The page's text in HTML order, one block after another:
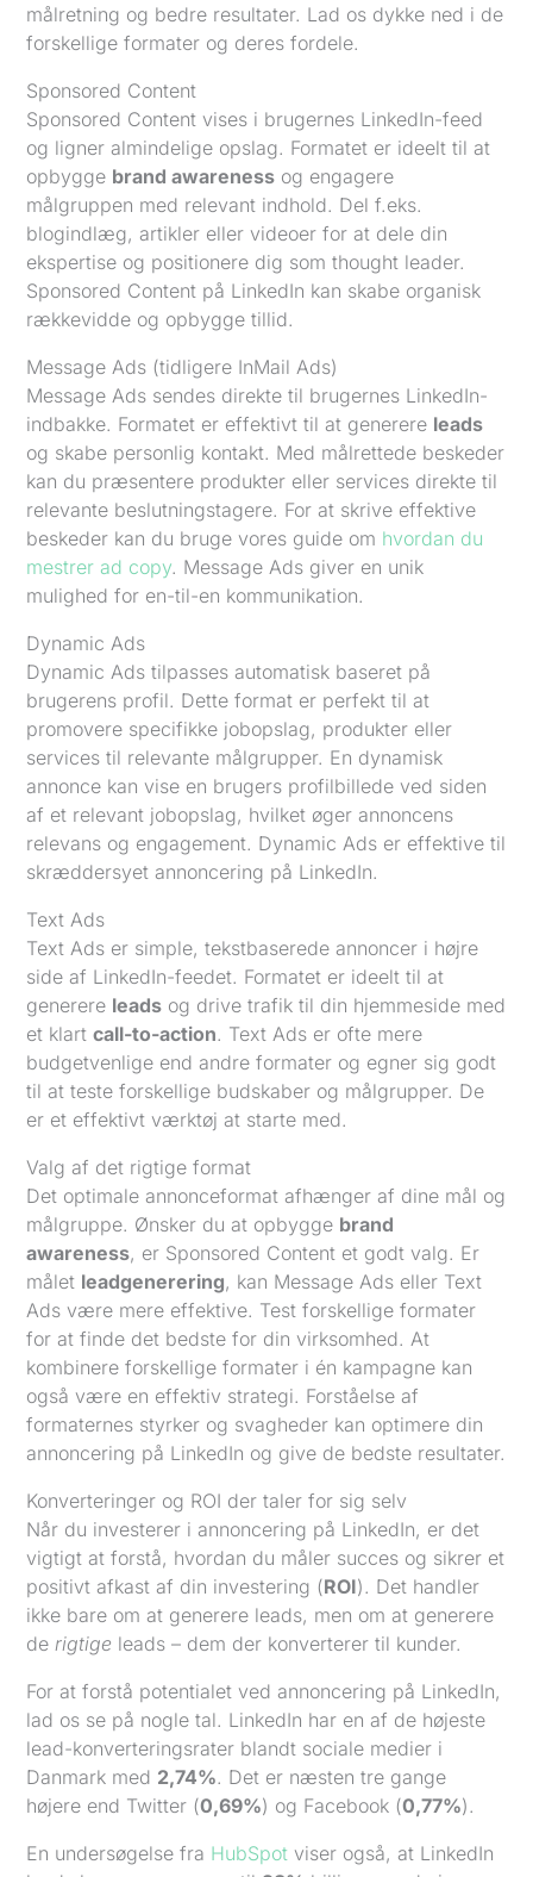
målretning og bedre resultater. Lad os dykke ned i de
forskellige formater og deres fordele.
Sponsored Content
Sponsored Content vises i brugernes LinkedIn-feed
og ligner almindelige opslag. Formatet er ideelt til at
opbygge brand awareness og engagere
målgruppen med relevant indhold. Del f.eks.
blogindlæg, artikler eller videoer for at dele din
ekspertise og positionere dig som thought leader.
Sponsored Content på LinkedIn kan skabe organisk
rækkevidde og opbygge tillid.
Message Ads (tidligere InMail Ads)
Message Ads sendes direkte til brugernes LinkedIn-
indbakke. Formatet er effektivt til at generere leads
og skabe personlig kontakt. Med målrettede beskeder
kan du præsentere produkter eller services direkte til
relevante beslutningstagere. For at skrive effektive
beskeder kan du bruge vores guide om hvordan du
mestrer ad copy. Message Ads giver en unik
mulighed for en-til-en kommunikation.
Dynamic Ads
Dynamic Ads tilpasses automatisk baseret på
brugerens profil. Dette format er perfekt til at
promovere specifikke jobopslag, produkter eller
services til relevante målgrupper. En dynamisk
annonce kan vise en brugers profilbillede ved siden
af et relevant jobopslag, hvilket øger annoncens
relevans og engagement. Dynamic Ads er effektive til
skræddersyet annoncering på LinkedIn.
Text Ads
Text Ads er simple, tekstbaserede annoncer i højre
side af LinkedIn-feedet. Formatet er ideelt til at
generere leads og drive trafik til din hjemmeside med
et klartcall-to-action. Text Ads er ofte mere
budgetvenlige end andre formater og egner sig godt
til at teste forskellige budskaber og målgrupper. De
er et effektivt værktøj at starte med.
Valg af det rigtige format
Det optimale annonceformat afhænger af dine mål og
målgruppe. Ønsker du at opbygge brand
awareness, er Sponsored Content et godt valg. Er
målet leadgenerering, kan Message Ads eller Text
Ads være mere effektive. Test forskellige formater
for at finde det bedste for din virksomhed. At
kombinere forskellige formater i én kampagne kan
også være en effektiv strategi. Forståelse af
formaternes styrker og svagheder kan optimere din
annoncering på LinkedIn og give de bedste resultater.
Konverteringer og ROI der taler for sig selv
Når du investerer i annoncering på LinkedIn, er det
vigtigt at forstå, hvordan du måler succes og sikrer et
positivt afkast af din investering (ROI). Det handler
ikke bare om at generere leads, men om at generere
derigtige leads – dem der konverterer til kunder.
For at forstå potentialet ved annoncering på LinkedIn,
lad os se på nogle tal. LinkedIn har en af de højeste
lead-konverteringsrater blandt sociale medier i
Danmark med 2,74%. Det er næsten tre gange
højere end Twitter (0,69%) og Facebook (0,77%).
En undersøgelse fra HubSpot viser også, at LinkedIn